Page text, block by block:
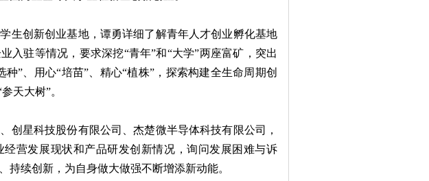
创新创业基地，谭勇详细了解青年人才创业孵化基地
入驻等情况，要求深挖“青年”和“大学”两座富矿，突出
”、用心“培苗”、精心“植株”，探索构建全生命周期创
天大树”。
星科技股份有限公司、杰楚微半导体科技有限公司，
营发展现状和产品研发创新情况，询问发展困难与诉
持续创新，为自身做大做强不断增添新动能。